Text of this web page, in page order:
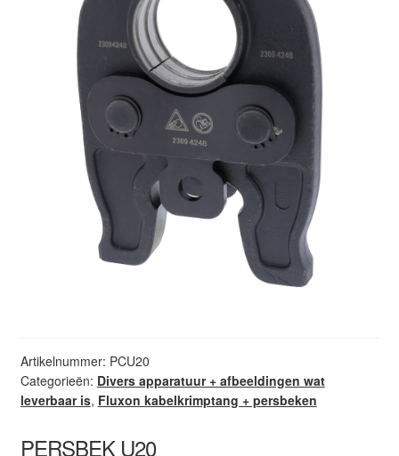
Artikelnummer: PCU20
Categorieën: Divers apparatuur + afbeeldingen wat
leverbaar is, Fluxon kabelkrimptang + persbeken
PERSBEK U20